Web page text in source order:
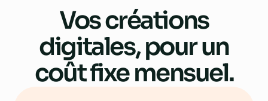
Voscréations
digitales, pour un
coût fixe mensuel.